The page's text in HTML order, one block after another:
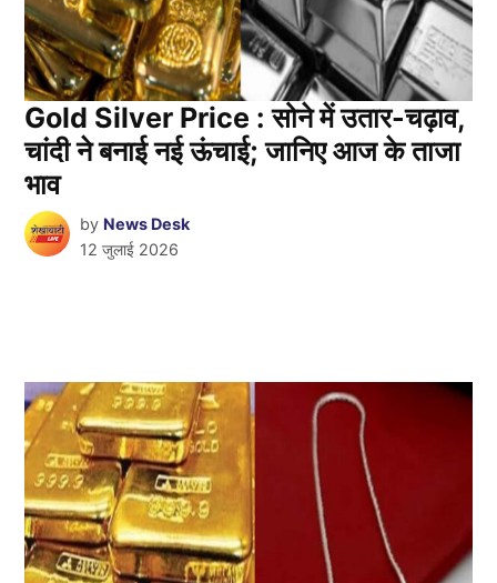
Gold Silver Price : सोने में उतार-चढ़ाव,
चांदी ने बनाई नई ऊंचाई; जानिए आज के ताजा
भाव
by News Desk
12 जुलाई 2026